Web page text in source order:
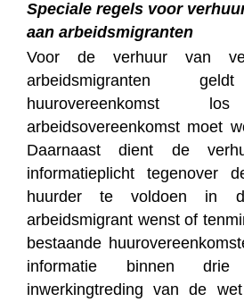
Speciale regels voor
aan arbeidsmigranten
Voor de verhuur van
arbeidsmigranten
arbeidsovereenkomst moet
Daarnaast dient de
informatieplicht tegenover
huurder te voldoen in
arbeidsmigrant wenst of
bestaande
informatie binnen
inwerkingtreding van de